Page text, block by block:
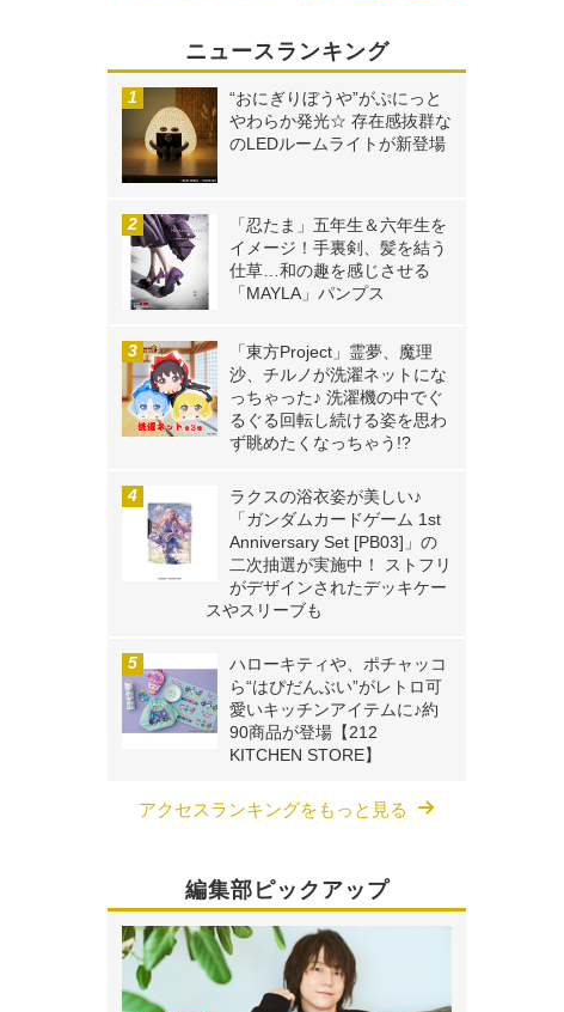
ニュースランキング
“おにぎりぼうや”がぷにっと
やわらか発光☆ 存在感抜群な
のLEDルームライトが新登場
「忍たま」五年生＆六年生を
イメージ！手裏剣、髪を結う
仕草…和の趣を感じさせる
「MAYLA」パンプス
「東方Project」霊夢、魔理
沙、チルノが洗濯ネットにな
っちゃった♪ 洗濯機の中でぐ
るぐる回転し続ける姿を思わ
ず眺めたくなっちゃう!?
ラクスの浴衣姿が美しい♪
「ガンダムカードゲーム 1st
Anniversary Set [PB03]」の
二次抽選が実施中！ ストフリ
がデザインされたデッキケー
スやスリーブも
ハローキティや、ポチャッコ
ら“はぴだんぶい”がレトロ可
愛いキッチンアイテムに♪約
90商品が登場【212
KITCHEN STORE】
アクセスランキングをもっと見る
編集部ピックアップ